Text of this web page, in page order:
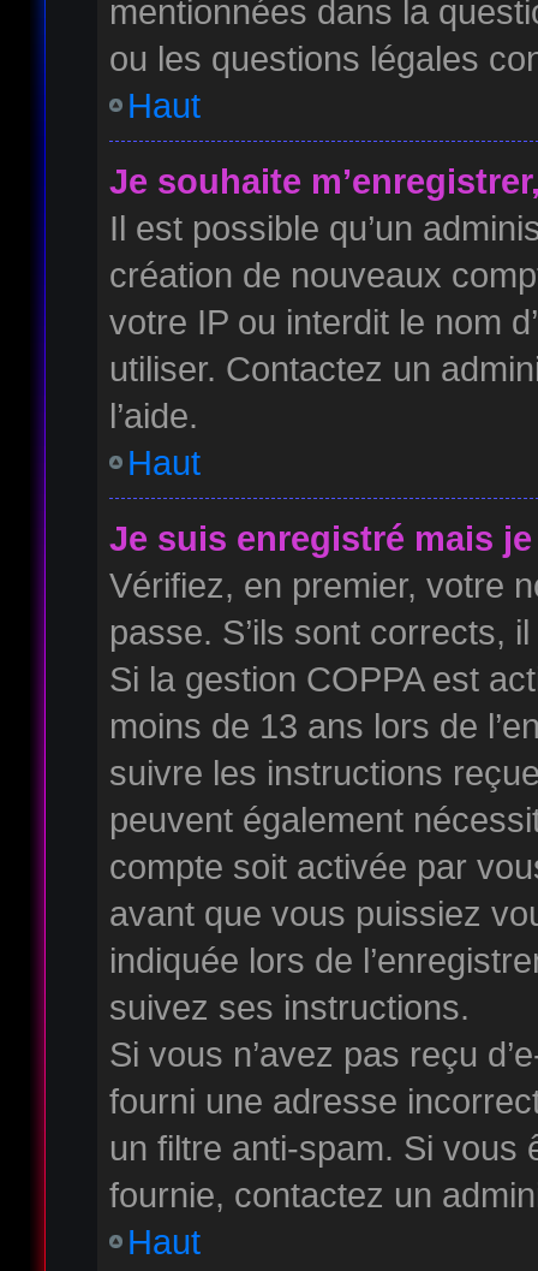
mentionnées dans la
ou les questions légales
Haut
Je souhaite
Il est possible qu’un
création de nouveaux
votre IP ou interdit le nom
utiliser. Contactez un
l’aide.
Haut
Je suis enregistré mais
Vérifiez, en premier, votre
passe. S’ils sont corrects,
Si la gestion COPPA est
moins de 13 ans lors de
suivre les instructions
peuvent également
compte soit activée par
avant que vous puissiez
indiquée lors de
suivez ses instructions.
Si vous n’avez pas reçu
fourni une adresse
un filtre anti-spam. Si vous
fournie, contactez un
Haut